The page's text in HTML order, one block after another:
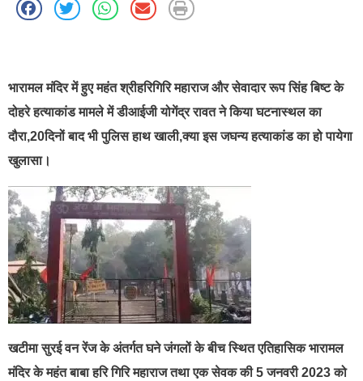
भारामल मंदिर में हुए महंत श्रीहरिगिरि महाराज और सेवादार रूप सिंह बिष्ट के
दोहरे हत्याकांड मामले में डीआईजी योगेंद्र रावत ने किया घटनास्थल का
दौरा,20दिनों बाद भी पुलिस हाथ खाली,क्या इस जघन्य हत्याकांड का हो पायेगा
खुलासा।
खटीमा सुरई वन रेंज के अंतर्गत घने जंगलों के बीच स्थित एतिहासिक भारामल
मंदिर के महंत बाबा हरि गिरि महाराज तथा एक सेवक की 5 जनवरी 2023 को